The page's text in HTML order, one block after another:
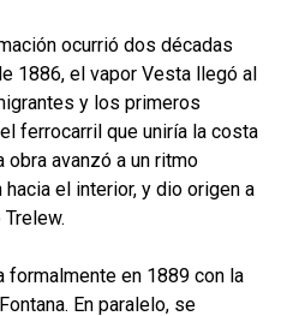
ocurrió dos décadas
1886, el vapor Vesta llegó al
y los primeros
ferrocarril que uniría la costa
obra avanzó a un ritmo
el interior, y dio origen a
formalmente en 1889 con la
En paralelo, se